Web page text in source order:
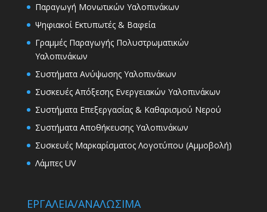
Παραγωγή Μονωτικών Υαλοπινάκων
Ψηφιακοί Εκτυπωτές & Βαφεία
Γραμμές Παραγωγής Πολυστρωματικών
Υαλοπινάκων
Συστήματα Ανύψωσης Υαλοπινάκων
Συσκευές Απόξεσης Ενεργειακών Υαλοπινάκων
Συστήματα Επεξεργασίας & Καθαρισμού Νερού
Συστήματα Αποθήκευσης Υαλοπινάκων
Συσκευές Μαρκαρίσματος Λογοτύπου (Αμμοβολή)
Λάμπες UV
ΕΡΓΑΛΕΙΑ/ΑΝΑΛΩΣΙΜΑ